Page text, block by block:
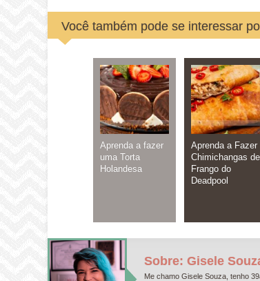
Você também pode se interessar
Aprenda a fazer
uma Torta
Holandesa
Aprenda a Fazer
Chimichangas de
Frango do
Deadpool
Sobre: Gisele
Me chamo Gisele Souza, tenho